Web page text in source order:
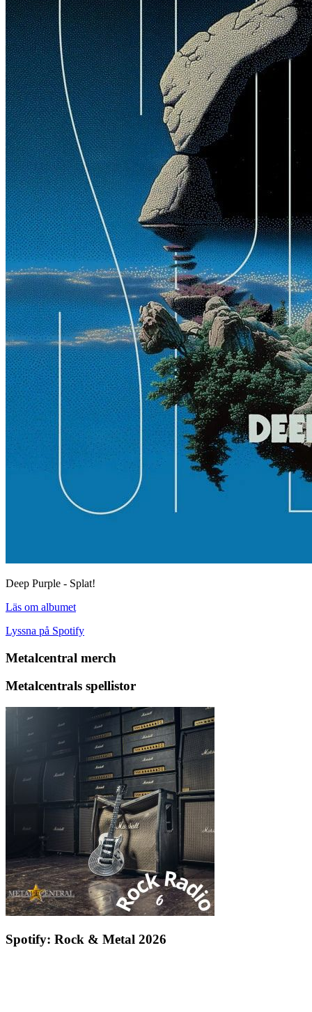
Deep Purple - Splat!
Läs om albumet
Lyssna på Spotify
Metalcentral merch
Metalcentrals spellistor
Spotify: Rock & Metal 2026